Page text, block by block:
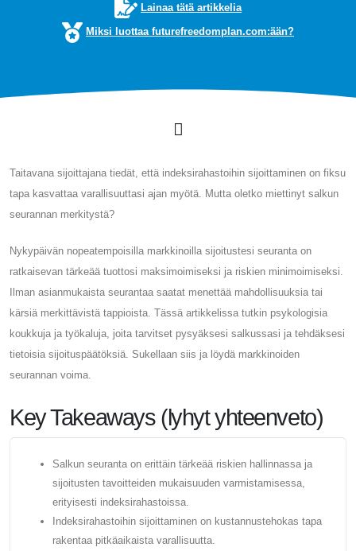
Lainaa tätä artikkelia
Miksi luottaa futurefreedomplan.com:ään?
Taitavana sijoittajana tiedät, että indeksirahastoihin sijoittaminen on fiksu
tapa kasvattaa varallisuuttasi ajan myötä. Mutta oletko miettinyt salkun
seurannan merkitystä?
Nykypäivän nopeatempoisilla markkinoilla sijoitustesi seuranta on
ratkaisevan tärkeää tuottosi maksimoimiseksi ja riskien minimoimiseksi.
Ilman asianmukaista seurantaa saatat menettää mahdollisuuksia tai
kärsiä merkittävistä tappioista. Tässä artikkelissa tutkin psykologisia
koukkuja ja työkaluja, joita tarvitset pysyäksesi salkussasi ja tehdäksesi
tietoisia sijoituspäätöksiä. Sukellaan siis ja löydä markkinoiden
seurannan voima.
Key Takeaways (lyhyt yhteenveto)
Salkun seuranta on erittäin tärkeää riskien hallinnassa ja
sijoitusten tavoitteiden mukaisuuden varmistamisessa,
erityisesti indeksirahastoissa.
Indeksirahastoihin sijoittaminen on kustannustehokas tapa
rakentaa pitkäaikaista varallisuutta.